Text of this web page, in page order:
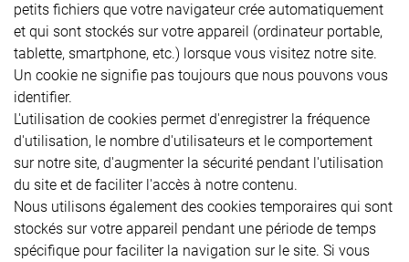
petits fichiers que votre navigateur crée automatiquement
et qui sont stockés sur votre appareil (ordinateur portable,
tablette, smartphone, etc.) lorsque vous visitez notre site.
Un cookie ne signifie pas toujours que nous pouvons vous
identifier.
L'utilisation de cookies permet d'enregistrer la fréquence
d'utilisation, le nombre d'utilisateurs et le comportement
sur notre site, d'augmenter la sécurité pendant l'utilisation
du site et de faciliter l'accès à notre contenu.
Nous utilisons également des cookies temporaires qui sont
stockés sur votre appareil pendant une période de temps
spécifique pour faciliter la navigation sur le site. Si vous